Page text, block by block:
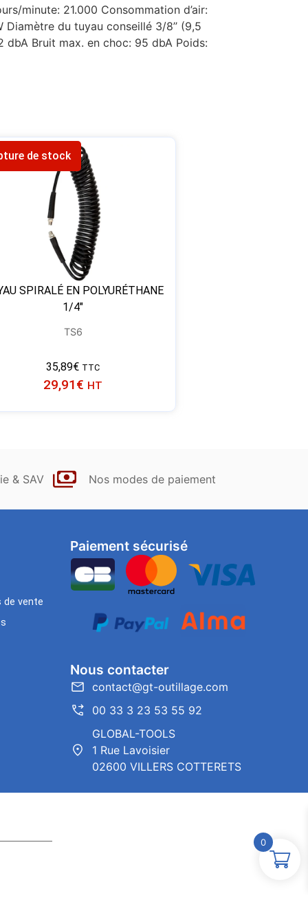
minute: 21.000 Consommation d’air:
Diamètre du tuyau conseillé 3/8’’ (9,5
Bruit max. en choc: 95 dbA Poids:
de stock
SPIRALÉ EN POLYURÉTHANE
1/4″
TS6
35,89€ TTC
29,91€ HT
& SAV Nos modes de paiement
de vente
Paiement sécurisé
Nous contacter
contact@gt-outillage.com
00 33 3 23 53 55 92
GLOBAL-TOOLS
1 Rue Lavoisier
02600 VILLERS COTTERETS
0